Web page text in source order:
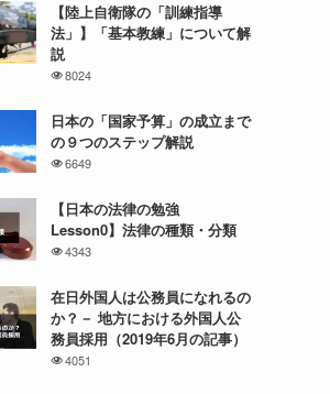
【陸上自衛隊の「訓練指導
法」】「基本教練」について解
説
8024
日本の「国家予算」の成立まで
の９つのステップ解説
6649
【日本の法律の勉強
Lesson0】法律の種類・分類
4343
在日外国人は公務員になれるの
か？－ 地方における外国人公
務員採用（2019年6月の記事）
4051